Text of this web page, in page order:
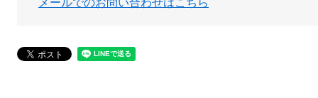
メールでのお問い合わせはこちら